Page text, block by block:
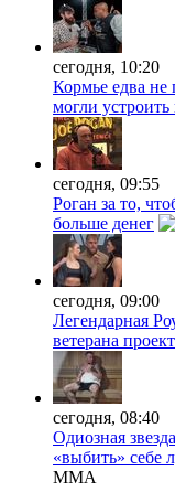
сегодня, 10:20
Кормье едва
могли
сегодня, 09:55
Роган за то,
больше денег
сегодня, 09:00
Легендарная
ветерана
сегодня, 08:40
Одиозная
«выбить» себе
MMA